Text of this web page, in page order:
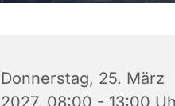
Donnerstag, 25. März